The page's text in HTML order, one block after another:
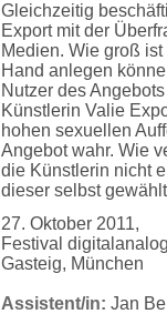
Gleichzeitig
Export mit der
Medien. Wie groß
Hand anlegen
Nutzer des
Künstlerin Valie
hohen sexuellen
Angebot wahr. Wie
die Künstlerin nicht
dieser selbst
27. Oktober 2011,
Festival
Gasteig, München
Assistent/in: Jan